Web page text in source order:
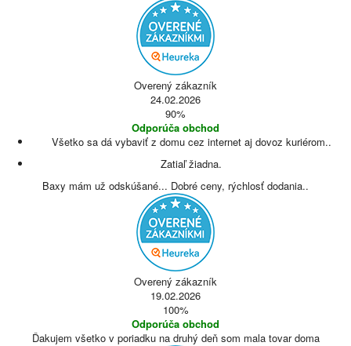
Overený zákazník
24.02.2026
90%
Odporúča obchod
Všetko sa dá vybaviť z domu cez internet aj dovoz kuriérom..
Zatiaľ žiadna.
Baxy mám už odskúšané... Dobré ceny, rýchlosť dodania..
Overený zákazník
19.02.2026
100%
Odporúča obchod
Ďakujem všetko v poriadku na druhý deň som mala tovar doma